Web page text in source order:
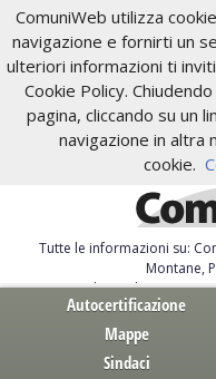
ComuniWeb utilizza
navigazione e fornirti un
ulteriori informazioni ti
Cookie Policy.
pagina, cliccando su un
navigazione in altra
cookie.
Tutte le informazioni su:
Montane,
Servizi al Cittadino.
Autocertificazione
Mappe
Sindaci